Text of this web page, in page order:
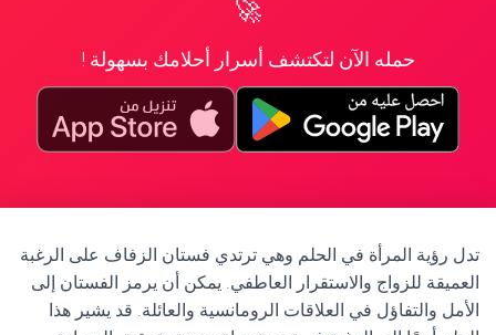
🚀
حمله الآن لتكتشف أسرار أحلامك بسهولة !
تدل رؤية المرأة في الحلم وهي ترتدي فستان الزفاف على الرغبة
العميقة للزواج والاستقرار العاطفي. يمكن أن يرمز الفستان إلى
الأمل والتفاؤل في العلاقات الرومانسية والعائلة. قد يشير هذا